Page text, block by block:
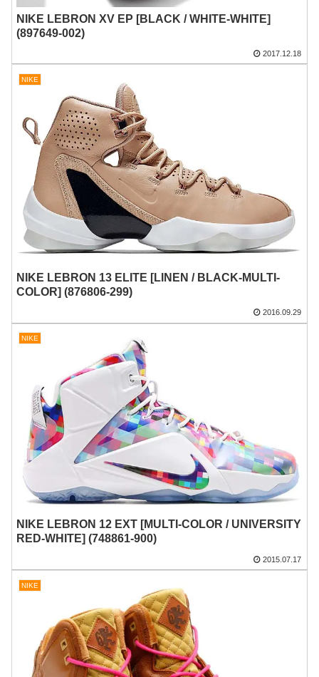
NIKE LEBRON XV EP [BLACK / WHITE-WHITE]
(897649-002)
2017.12.18
NIKE
NIKE LEBRON 13 ELITE [LINEN / BLACK-MULTI-
COLOR] (876806-299)
2016.09.29
NIKE
NIKE LEBRON 12 EXT [MULTI-COLOR / UNIVERSITY
RED-WHITE] (748861-900)
2015.07.17
NIKE